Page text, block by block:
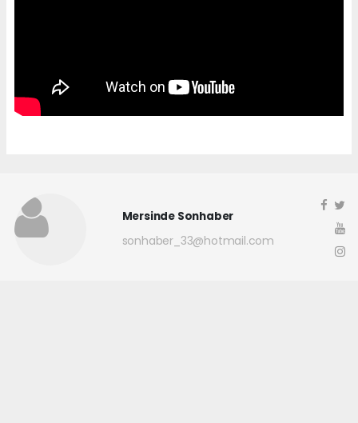
Mersinde Sonhaber
sonhaber_33@hotmail.com